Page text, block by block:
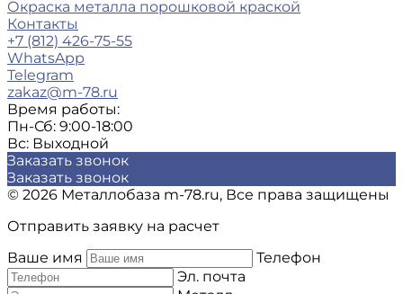
Окраска металла порошковой краской
Контакты
+7 (812) 426-75-55
WhatsApp
Telegram
zakaz@m-78.ru
Время работы:
Пн-Сб: 9:00-18:00
Вс: Выходной
Заказать звонок
Заказать звонок
© 2026 Металлобаза m-78.ru, Все права защищены
Отправить заявку на расчет
Ваше имя
Телефон
Эл. почта